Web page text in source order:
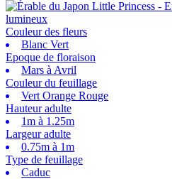
Couleur des fleurs
Blanc Vert
Epoque de floraison
Mars à Avril
Couleur du feuillage
Vert Orange Rouge
Hauteur adulte
1m à 1.25m
Largeur adulte
0.75m à 1m
Type de feuillage
Caduc